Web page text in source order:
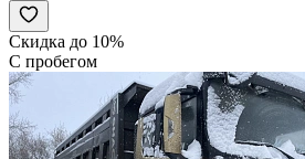
Скидка до 10%
С пробегом